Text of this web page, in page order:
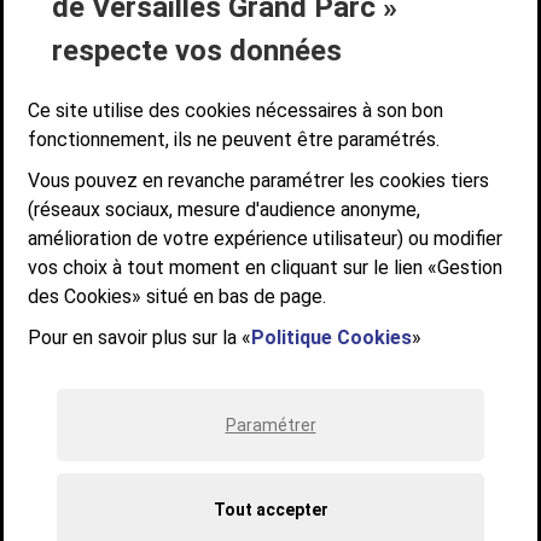
de Versailles Grand Parc »
respecte vos données
Ce site utilise des cookies nécessaires à son bon
fonctionnement, ils ne peuvent être paramétrés.
Vous pouvez en revanche paramétrer les cookies tiers
(réseaux sociaux, mesure d'audience anonyme,
amélioration de votre expérience utilisateur) ou modifier
vos choix à tout moment en cliquant sur le lien «Gestion
des Cookies» situé en bas de page.
Pour en savoir plus sur la «Politique Cookies»
Paramétrer
Tout accepter
ACCESSIBILITÉ NUMÉRIQUE
GESTION DES COOKIES
Suivez-nous
SUIVEZ-NOUS SUR
Communauté d'agglomération de Versailles
Grand Parc
6, AVENUE DE PARIS - CS 10922 - 78009 VERSAILLES CEDEX
STANDARD : 01 39 66 30 00 - OUVERT DU LUNDI AU VENDREDI DE 9H À